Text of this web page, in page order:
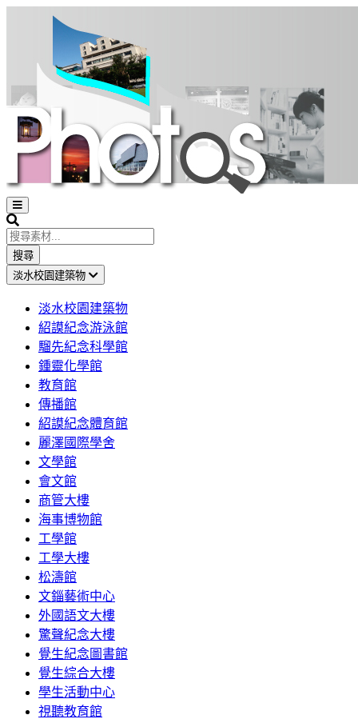
Open
sidebar
Search
搜尋
淡水校園建築物
淡水校園建築物
紹謨紀念游泳館
騮先紀念科學館
鍾靈化學館
教育館
傳播館
紹謨紀念體育館
麗澤國際學舍
文學館
會文館
商管大樓
海事博物館
工學館
工學大樓
松濤館
文錙藝術中心
外國語文大樓
驚聲紀念大樓
覺生紀念圖書館
覺生綜合大樓
學生活動中心
視聽教育館